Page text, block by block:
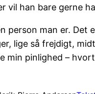
vil han bare gerne
person man er.
lige så frejdigt,
min pinlighed –